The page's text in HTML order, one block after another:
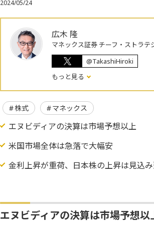
2024/05/24
広木 隆
マネックス証券 チーフ・ストラテ
@TakashiHiroki
もっと見る
株式 マネックス
エヌビディアの決算は市場予想以上
米国市場全体は急落で大幅安
金利上昇が重荷、日本株の上昇は見込
エヌビディアの決算は市場予想以